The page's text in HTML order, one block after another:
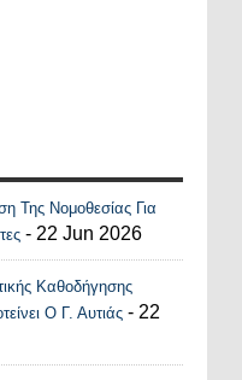
Recent Posts Widget
Της Νομοθεσίας Για
- 22 Jun 2026
Καθοδήγησης
Ο Γ. Αυτιάς - 22